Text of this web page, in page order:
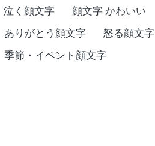
泣く顔文字 顔文字 かわいい
ありがとう顔文字
怒る顔文字
季節・イベント顔文字